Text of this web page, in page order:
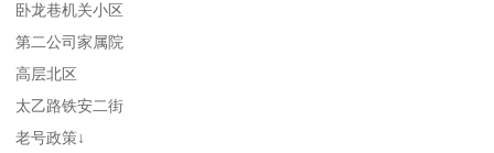
卧龙巷机关小区
第二公司家属院
高层北区
太乙路铁安二街
老号政策↓